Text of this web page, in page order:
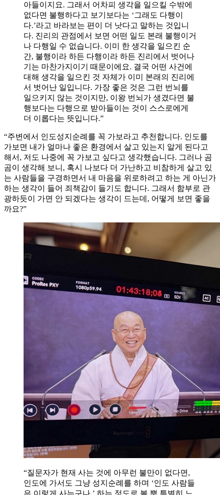
아들이지요. 그래서 어차피 생각을 일으킬 수밖에
없다면 불행하다고 보기보다는 ‘그래도 다행이
다.’라고 바라보는 편이 더 낫다고 말하는 것입니
다. 진리의 관점에서 보면 어떤 일도 본래 불행이거
나 다행일 수 없습니다. 이미 한 생각을 일으킨 순
간, 불행이라 하든 다행이라 하든 진리에서 벗어나
기는 마찬가지이기 때문이에요. 결국 어떤 사건에
대해 생각을 일으킨 것 자체가 이미 본래의 진리에
서 벗어난 일입니다. 가장 좋은 것은 그런 번뇌를
일으키지 않는 것이지만, 이왕 번뇌가 생겼다면 불
행보다는 다행으로 받아들이는 것이 스스로에게
더 이롭다는 뜻입니다.”
“주변에서 인도성지순례를 꼭 가보라고 추천합니다. 인도를
가보면 내가 얼마나 좋은 환경에서 살고 있는지 알게 된다고
해서, 저도 나중에 꼭 가보고 싶다고 생각했습니다. 그러나 곰
곰이 생각해 보니, 혹시 나보다 더 가난하고 비참하게 살고 있
는 사람들을 구경하면서 내 마음을 위로하려고 하는 게 아닌가
하는 생각이 들어 죄책감이 들기도 합니다. 그래서 함부로 관
광하듯이 가면 안 되겠다는 생각이 드는데, 어떻게 보면 좋을
까요?”
“질문자가 현재 사는 것에 아무런 불만이 없다면,
인도에 가서도 그냥 성지순례를 하며 ‘인도 사람들